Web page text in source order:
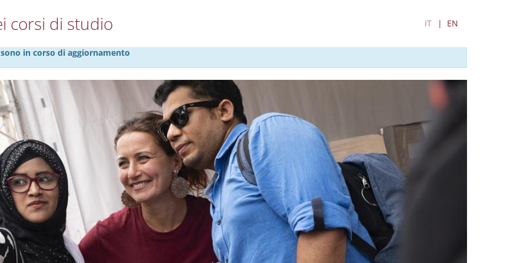
corsi di studio IT EN
in corso di aggiornamento